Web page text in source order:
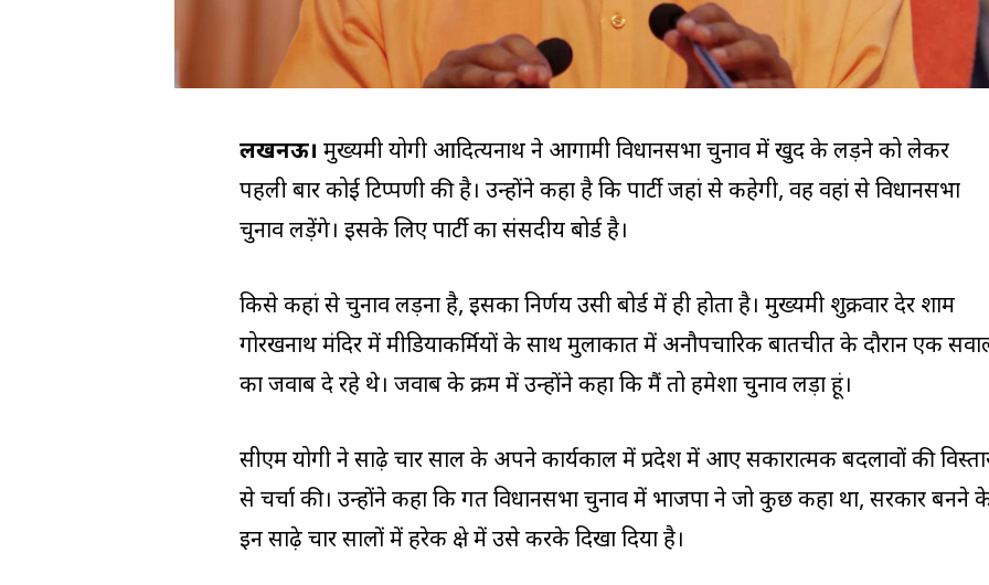
लखनऊ। मुख्यमंत्री योगी आदित्यनाथ ने आगामी विधानसभा चुनाव में खुद के लड़ने को लेकर
पहली बार कोई टिप्पणी की है। उन्होंने कहा है कि पार्टी जहां से कहेगी, वह वहां से विधानसभा
चुनाव लड़ेंगे। इसके लिए पार्टी का संसदीय बोर्ड है।
किसे कहां से चुनाव लड़ना है, इसका निर्णय उसी बोर्ड में ही होता है। मुख्यमंत्री शुक्रवार देर शाम
गोरखनाथ मंदिर में मीडियाकर्मियों के साथ मुलाकात में अनौपचारिक बातचीत के दौरान एक
का जवाब दे रहे थे। जवाब के क्रम में उन्होंने कहा कि मैं तो हमेशा चुनाव लड़ा हूं।
सीएम योगी ने साढ़े चार साल के अपने कार्यकाल में प्रदेश में आए सकारात्मक बदलावों की
से चर्चा की। उन्होंने कहा कि गत विधानसभा चुनाव में भाजपा ने जो कुछ कहा था, सरकार बनने
इन साढ़े चार सालों में हरेक क्षेत्र में उसे करके दिखा दिया है।